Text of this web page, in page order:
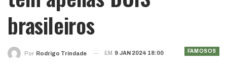
brasileiros
FAMOSOS
Por Rodrigo Trindade EM 9 JAN 2024 18:00